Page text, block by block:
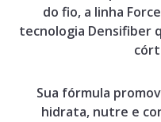
do fio, a linha
tecnologia Densifiber
Sua fórmula
hidrata, nutre e